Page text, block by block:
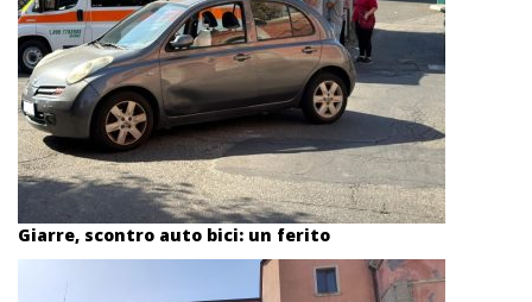
Giarre, scontro auto bici: un ferito